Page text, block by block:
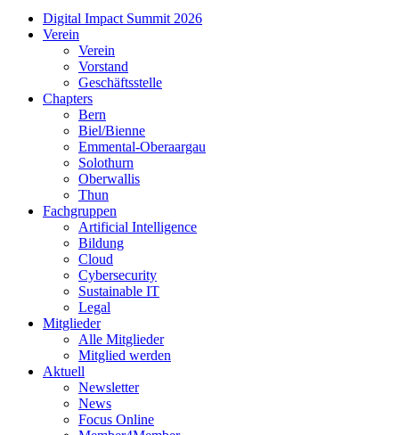
Digital Impact Summit 2026
Verein
Verein
Vorstand
Geschäftsstelle
Chapters
Bern
Biel/Bienne
Emmental-Oberaargau
Solothurn
Oberwallis
Thun
Fachgruppen
Artificial Intelligence
Bildung
Cloud
Cybersecurity
Sustainable IT
Legal
Mitglieder
Alle Mitglieder
Mitglied werden
Aktuell
Newsletter
News
Focus Online